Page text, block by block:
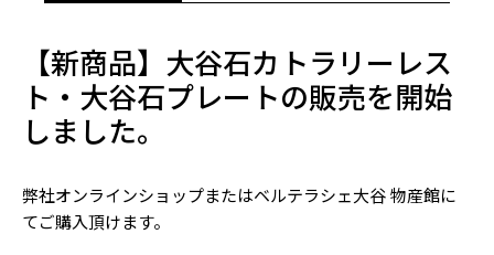
【新商品】大谷石カトラリーレス
ト・大谷石プレートの販売を開始
しました。
弊社オンラインショップまたはベルテラシェ大谷 物産館に
てご購入頂けます。